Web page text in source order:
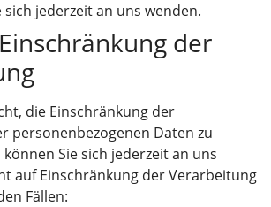
sich jederzeit an uns wenden.
der
die Einschränkung der
personenbezogenen Daten zu
Sie sich jederzeit an uns
auf Einschränkung der Verarbeitung
Fällen: